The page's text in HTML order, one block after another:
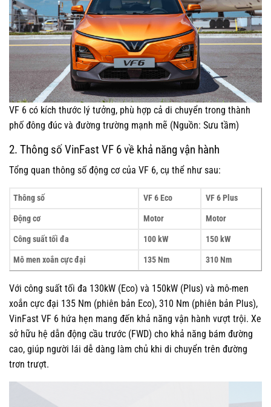
VF 6 có kích thước lý tưởng, phù hợp cả di chuyển trong thành
phố đông đúc và đường trường mạnh mẽ (Nguồn: Sưu tầm)
2. Thông số VinFast VF 6 về khả năng vận hành
Tổng quan thông số động cơ của VF 6, cụ thể như sau:
Thông số VF 6 Eco
VF 6 Plus
Động cơ
Motor
Motor
Công suất tối đa
100 kW
150 kW
Mô men xoắn cực đại
135 Nm 310 Nm
Với công suất tối đa 130kW (Eco) và 150kW (Plus) và mô-men
xoắn cực đại 135 Nm (phiên bản Eco), 310 Nm (phiên bản Plus),
VinFast VF 6 hứa hẹn mang đến khả năng vận hành vượt trội. Xe
sở hữu hệ dẫn động cầu trước (FWD) cho khả năng bám đường
cao, giúp người lái dễ dàng làm chủ khi di chuyển trên đường
trơn trượt.